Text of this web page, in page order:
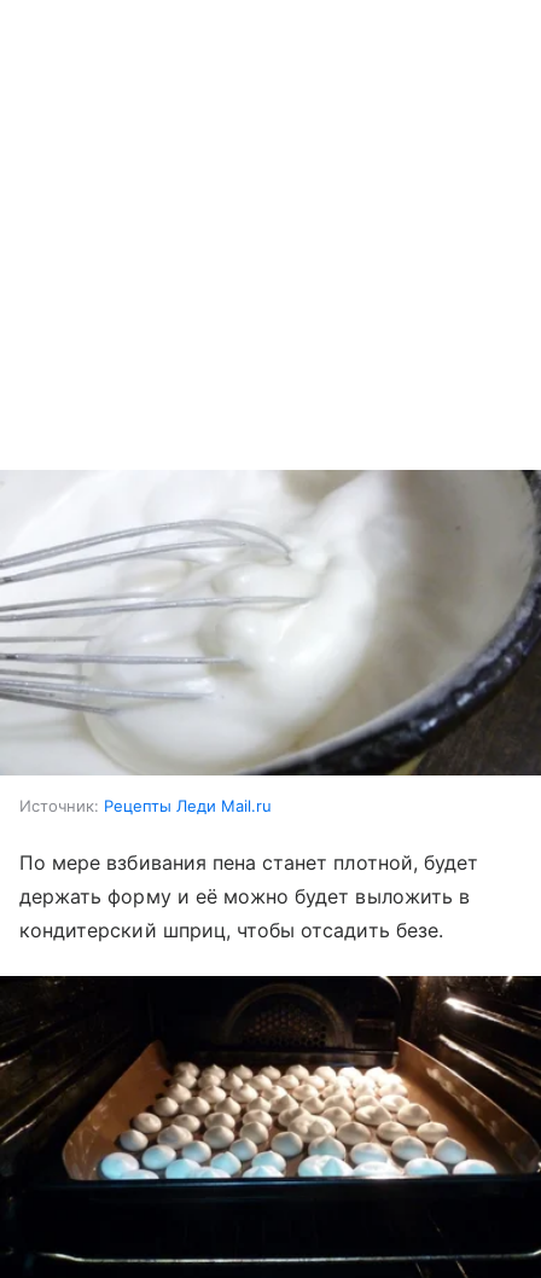
Источник: Рецепты Леди Mail.ru
По мере взбивания пена станет плотной, будет
держать форму и её можно будет выложить в
кондитерский шприц, чтобы отсадить безе.